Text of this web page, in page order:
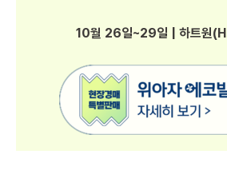
10월 26일~29일 | 하트원